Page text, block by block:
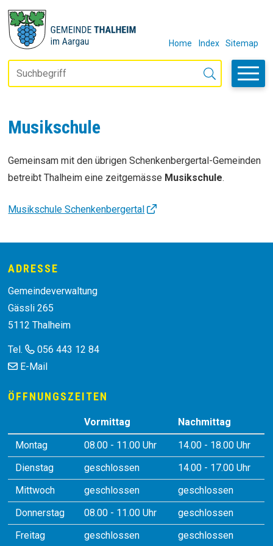
Navigieren in Thalheim
SCHNELLNAVIGATION
Home Index Sitemap
Suchbegriff
Suche starten
Musikschule
Gemeinsam mit den übrigen Schenkenbergertal-Gemeinden
betreibt Thalheim eine zeitgemässe Musikschule.
Musikschule Schenkenbergertal
Footer
ADRESSE
Gemeindeverwaltung
Gässli 265
5112 Thalheim
Tel.
056 443 12 84
E-Mail
ÖFFNUNGSZEITEN
Vormittag
Nachmittag
Montag
08.00 - 11.00 Uhr
14.00 - 18.00 Uhr
Dienstag
geschlossen
14.00 - 17.00 Uhr
Mittwoch
geschlossen
geschlossen
Donnerstag
08.00 - 11.00 Uhr
geschlossen
Freitag
geschlossen geschlossen